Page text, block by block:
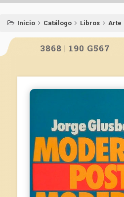
Inicio Catálogo Libros Arte
3868 | 190 G567